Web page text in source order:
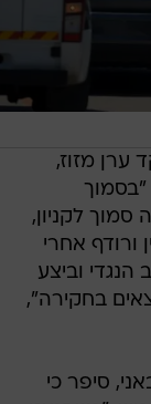
מזוז,
סמוך לקניון,
ורודף אחרי
וביצע
בחקירה",
סיפר כי
62 בהכרה מלאה, היא